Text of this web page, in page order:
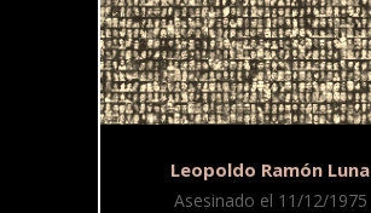
Leopoldo Ramón Luna
Asesinado el 11/12/1975